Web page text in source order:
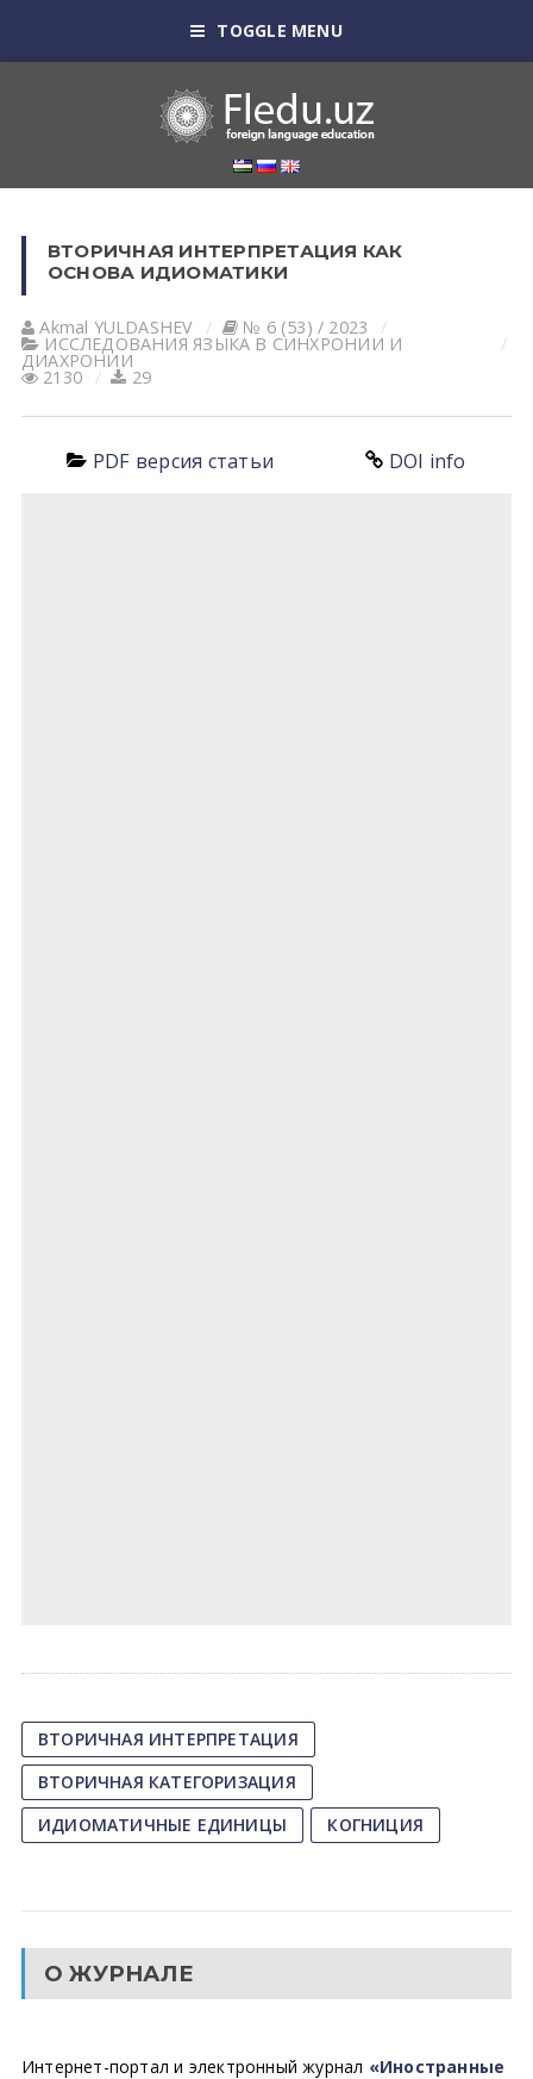
TOGGLE MENU
ВТОРИЧНАЯ ИНТЕРПРЕТАЦИЯ КАК
ОСНОВА ИДИОМАТИКИ
Akmal YULDASHEV № 6 (53) / 2023
ИССЛЕДОВАНИЯ ЯЗЫКА В СИНХРОНИИ И
ДИАХРОНИИ
2130 29
PDF версия статьи DOI info
ВТОРИЧНАЯ ИНТЕРПРЕТАЦИЯ
ВТОРИЧНАЯ КАТЕГОРИЗАЦИЯ
ИДИОМАТИЧНЫЕ ЕДИНИЦЫ
КОГНИЦИЯ
О ЖУРНАЛЕ
Интернет-портал и электронный журнал «Иностранные